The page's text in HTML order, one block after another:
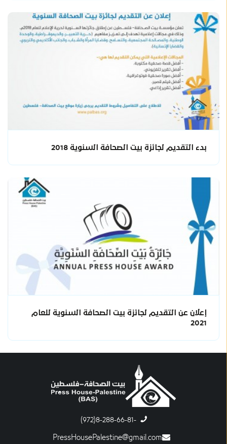
بدء التقديم لجائزة بيت الصحافة السنوية 2018
إعلان عن التقديم لجائزة بيت الصحافة السنوية للعام
2021
-8-288-66-81(972)
PressHousePalestine@gmail.com